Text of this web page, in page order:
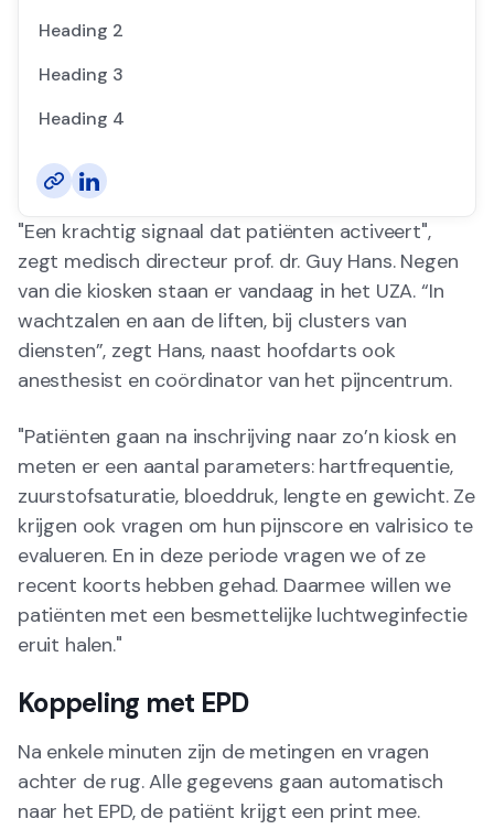
Heading 2
Heading 3
Heading 4
"Een krachtig signaal dat patiënten activeert",
zegt medisch directeur prof. dr. Guy Hans. Negen
van die kiosken staan er vandaag in het UZA. “In
wachtzalen en aan de liften, bij clusters van
diensten”, zegt Hans, naast hoofdarts ook
anesthesist en coördinator van het pijncentrum.
"Patiënten gaan na inschrijving naar zo’n kiosk en
meten er een aantal parameters: hartfrequentie,
zuurstofsaturatie, bloeddruk, lengte en gewicht. Ze
krijgen ook vragen om hun pijnscore en valrisico te
evalueren. En in deze periode vragen we of ze
recent koorts hebben gehad. Daarmee willen we
patiënten met een besmettelijke luchtweginfectie
eruit halen."
Koppeling met EPD
Na enkele minuten zijn de metingen en vragen
achter de rug. Alle gegevens gaan automatisch
naar het EPD, de patiënt krijgt een print mee.